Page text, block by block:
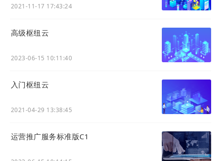
司
计费、API等问题，构建高
助服务、降低支持成本的核
服务解决率提升
服工单量下降
40%。
零售平
货、活动规则等高频问题，
后咨询压力。
某电商品牌：大
服机器人基于知
识库拦截了85%
的常规咨询。
金融、
读、安全公告等标准化信
务问答线上化，
网点柜台咨询压
2021-11-17 17:43:24
高级枢纽云
2023-06-15 10:11:40
入门枢纽云
2021-04-29 13:38:45
运营推广服务标准版C1